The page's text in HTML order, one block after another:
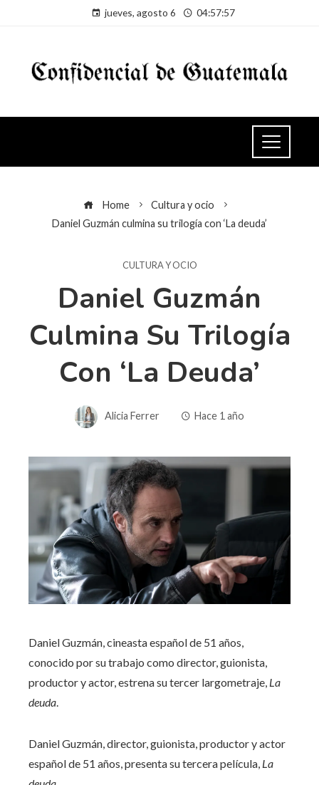
jueves, agosto 6 04:57:57
Home
Cultura y ocio
Daniel Guzmán culmina su trilogía con ‘La deuda’
CULTURA Y OCIO
Daniel Guzmán
Culmina Su Trilogía
Con ‘La Deuda’
Alicia Ferrer Hace 1 año
Daniel Guzmán, cineasta español de 51 años,
conocido por su trabajo como director, guionista,
productor y actor, estrena su tercer largometraje, La
deuda.
Daniel Guzmán, director, guionista, productor y actor
español de 51 años, presenta su tercera película, La